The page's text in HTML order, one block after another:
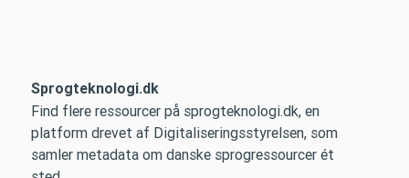
Sprogteknologi.dk
Find flere ressourcer på sprogteknologi.dk, en
platform drevet af Digitaliseringsstyrelsen, som
samler metadata om danske sprogressourcer ét